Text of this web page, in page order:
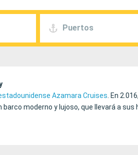
Puertos
Azamara Cruises . En
moderno y lujoso, que llevará a sus